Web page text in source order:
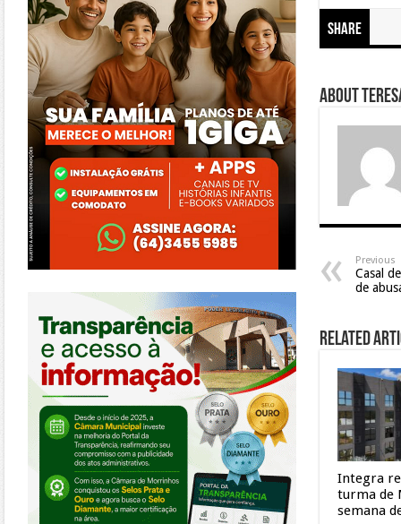
Share
About
Previous
Casal
de
Related
Integra
turma de
semana
https://morrinhos.go.leg.br/